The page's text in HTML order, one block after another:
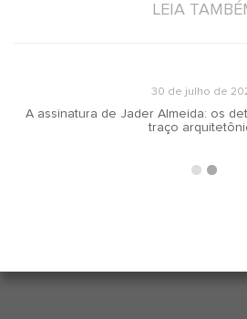
LEIA
30 de julho de
A assinatura de Jader Almeida: os
traço